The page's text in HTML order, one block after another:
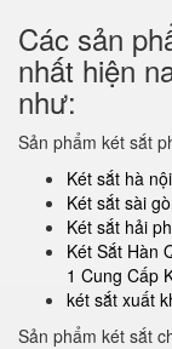
Các sản
nhất hiện
như:
Sản phẩm két sắt
Két sắt hà
Két sắt sài
Két sắt hải
Két Sắt Hàn
1 Cung Cấp
két sắt xuất
Sản phẩm két sắt